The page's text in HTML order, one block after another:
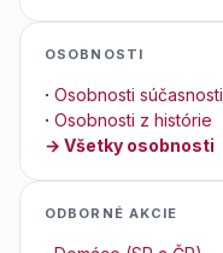
OSOBNOSTI
· Osobnosti súčasnosti
· Osobnosti z histórie
→ Všetky osobnosti
ODBORNÉ AKCIE